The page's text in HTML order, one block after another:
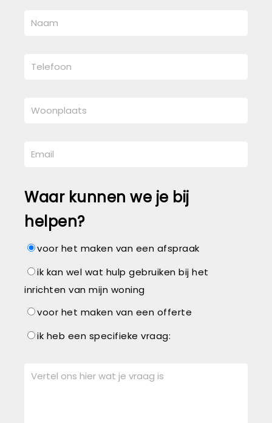
Waar kunnen we je bij
helpen?
voor het maken van een afspraak
ik kan wel wat hulp gebruiken bij het
inrichten van mijn woning
voor het maken van een offerte
ik heb een specifieke vraag: